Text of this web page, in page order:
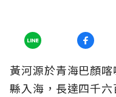
黃河源於青海巴顏
縣入海，長達四千